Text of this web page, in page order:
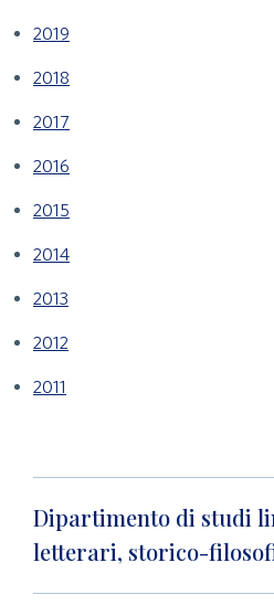
2019
2018
2017
2016
2015
2014
2013
2012
2011
Dipartimento di studi
letterari, storico-